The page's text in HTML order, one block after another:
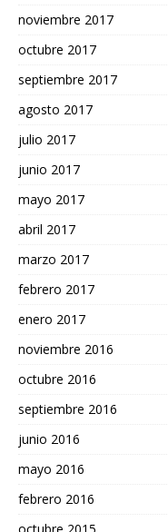
noviembre 2017
octubre 2017
septiembre 2017
agosto 2017
julio 2017
junio 2017
mayo 2017
abril 2017
marzo 2017
febrero 2017
enero 2017
noviembre 2016
octubre 2016
septiembre 2016
junio 2016
mayo 2016
febrero 2016